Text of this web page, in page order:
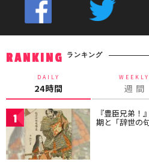
RANKING ランキング
DAILY
24時間
WEEKLY
週 間
1 『豊臣兄弟
期と「辞世の